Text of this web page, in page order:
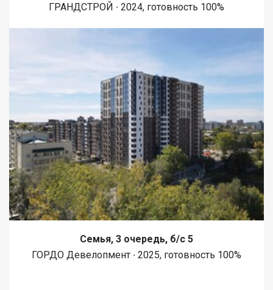
ГРАНДСТРОЙ ∙ 2024, готовность 100%
Семья, 3 очередь, б/с 5
ГОРДО Девелопмент ∙ 2025, готовность 100%